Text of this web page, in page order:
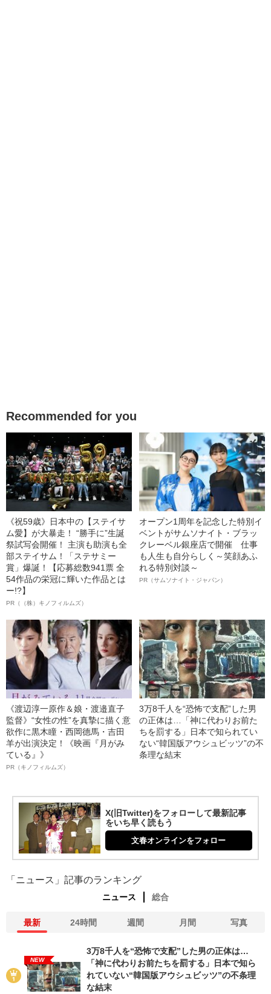
Recommended for you
《祝59歳》日本中の【ステイサ
ム愛】が大暴走！ “勝手に”生誕
祭試写会開催！ 主演も助演も全
部ステイサム！「ステサミー
賞」爆誕！【応募総数941票 全
54作品の栄冠に輝いた作品とは
ー!?】
PR（（株）キノフィルムズ）
オープン1周年を記念した特別イ
ベントがサムソナイト・ブラッ
クレーベル銀座店で開催 仕事
も人生も自分らしく～笑顔あふ
れる特別対談～
PR（サムソナイト・ジャパン）
《渡辺淳一原作＆娘・渡邉直子
監督》“女性の性”を真摯に描く意
欲作に黒木瞳・西岡德馬・吉田
羊が出演決定！《映画『月がみ
ている』》
PR（キノフィルムズ）
3万8千人を“恐怖で支配”した男
の正体は…「神に代わりお前た
ちを罰する」日本で知られてい
ない“韓国版アウシュビッツ”の不
条理な結末
X(旧Twitter)をフォローして最新記事
をいち早く読もう
文春オンラインをフォロー
「ニュース」記事のランキング
ニュース 総合
最新 24時間 週間 月間 写真
NEW
3万8千人を“恐怖で支配”した男の正体は…
「神に代わりお前たちを罰する」日本で知ら
れていない“韓国版アウシュビッツ”の不条理
な結末